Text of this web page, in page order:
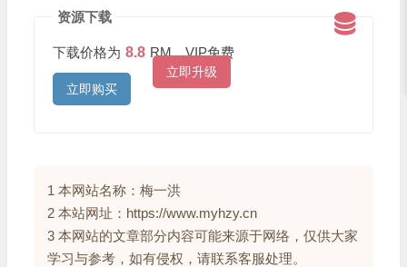
资源下载
下载价格为 8.8 RM，VIP免费
立即升级
立即购买
1 本网站名称：梅一洪
2 本站网址：https://www.myhzy.cn
3 本网站的文章部分内容可能来源于网络，仅供大家
学习与参考，如有侵权，请联系客服处理。